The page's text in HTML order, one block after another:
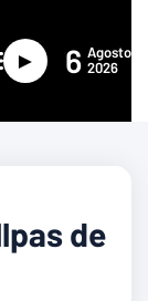
► 6 Agosto
2026
de